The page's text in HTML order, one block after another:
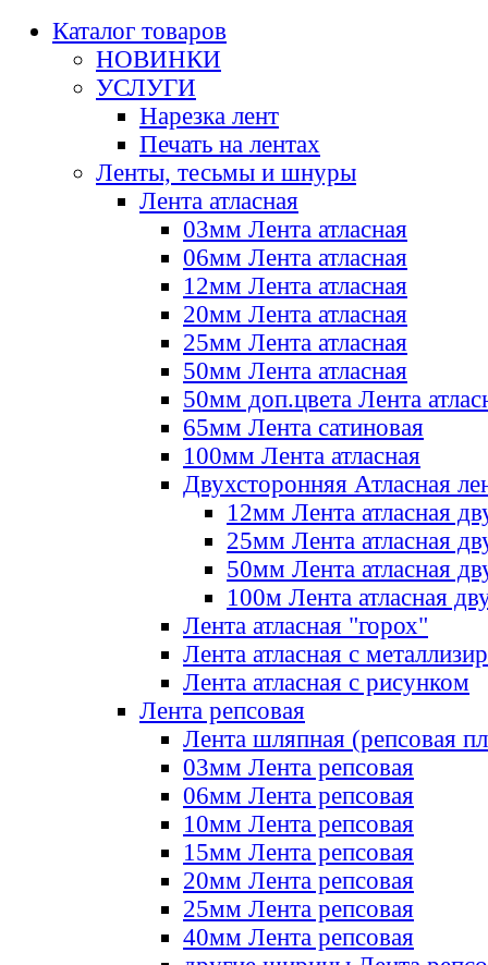
Каталог товаров
НОВИНКИ
УСЛУГИ
Нарезка лент
Печать на лентах
Ленты, тесьмы и шнуры
Лента атласная
03мм Лента атласная
06мм Лента атласная
12мм Лента атласная
20мм Лента атласная
25мм Лента атласная
50мм Лента атласная
50мм доп.цвета Лента
65мм Лента сатиновая
100мм Лента атласная
Двухсторонняя Атласная
12мм Лента атласная
25мм Лента атласная
50мм Лента атласная
100м Лента атласная
Лента атласная "горох"
Лента атласная с
Лента атласная с рисунком
Лента репсовая
Лента шляпная (репсовая
03мм Лента репсовая
06мм Лента репсовая
10мм Лента репсовая
15мм Лента репсовая
20мм Лента репсовая
25мм Лента репсовая
40мм Лента репсовая